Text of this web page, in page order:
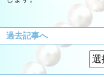
過去記事へ